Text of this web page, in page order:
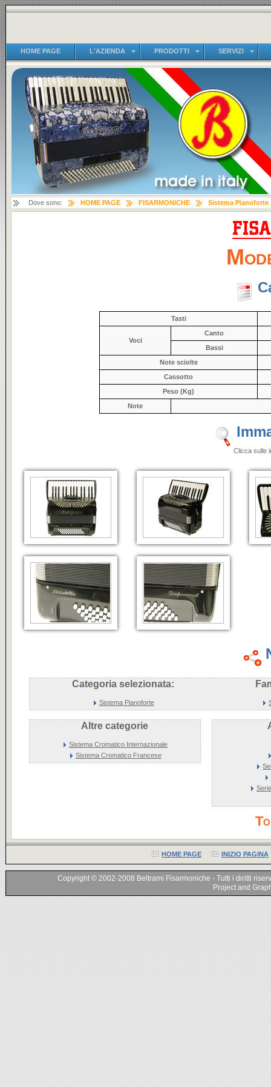
HOME PAGE L'AZIENDA PRODOTTI SERVIZI
Dove sono: HOME PAGE FISARMONICHE Sistema Pianoforte
Tasti
Voci
Canto
Bassi
Note sciolte
Cassotto
Peso (Kg)
Note
Clicca sulle
Categoria selezionata:
Sistema Pianoforte
Altre categorie
Sistema Cromatico Internazionale
Sistema Cromatico Francese
HOME PAGE INIZIO PAGINA
Copyright © 2002-2008 Beltrami Fisarmoniche - Tutti i diritti
Project and